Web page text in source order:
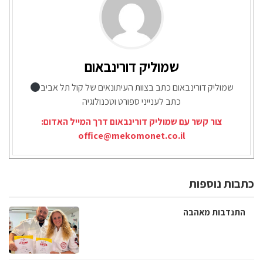
שמוליק דורינבאום
שמוליק דורינבאום כתב בצוות העיתונאים של קול תל אביב
כתב לענייני ספורט וטכנולוגיה
צור קשר עם שמוליק דורינבאום דרך המייל האדום:
office@mekomonet.co.il
כתבות נוספות
התנדבות מאהבה